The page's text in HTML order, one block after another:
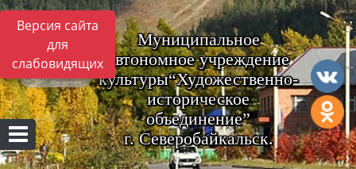
Версия сайта
для
слабовидящих
Муниципальное
автономное учреждение
культуры“Художественно-
историческое
объединение”
г. Северобайкальск.